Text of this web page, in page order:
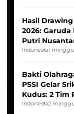
Hasil
2026:
Putri
Indonesia1
Bakti
PSSI Gelar
Kudus: 2 Tim
Tim Asia
Indonesia2